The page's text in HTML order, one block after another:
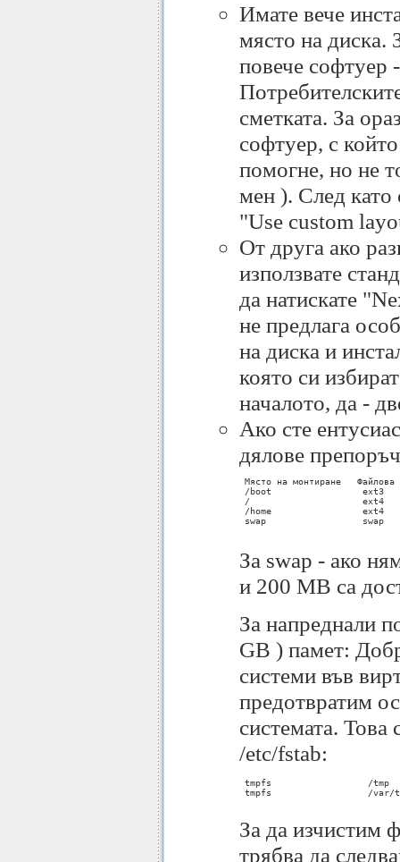
Имате вече
място на диска.
повече софтуер
сметката. За
софтуер, с
помогне, но не
мен ). След като
"Use custom
От друга ако
използвате
да натискате
не предлага
на диска и
която си
началото, да -
Ако сте
дялове
Място на монтиране
/boot                 ext3
/                     ext4
/home                 ext4
swap                  swap
За swap - ако
и 200 МB са
За напреднали
GB ) памет:
системи във
предотвратим
системата. Това
/etc/fstab:
tmpfs			/tmp			tmpfs	defaults	0 0
tmpfs			/var/tmp			tmpfs	defaults	0 0
За да изчистим
трябва да